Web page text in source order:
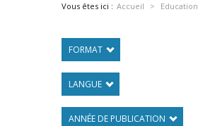
Vous êtes ici : Accueil Education
FORMAT
LANGUE
ANNÉE DE PUBLICATION